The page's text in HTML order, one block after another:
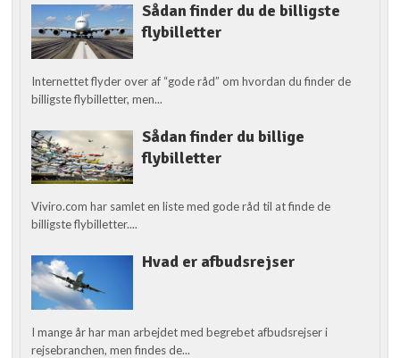
Sådan finder du de billigste
flybilletter
Internettet flyder over af “gode råd” om hvordan du finder de
billigste flybilletter, men...
Sådan finder du billige
flybilletter
Viviro.com har samlet en liste med gode råd til at finde de
billigste flybilletter....
Hvad er afbudsrejser
I mange år har man arbejdet med begrebet afbudsrejser i
rejsebranchen, men findes de...